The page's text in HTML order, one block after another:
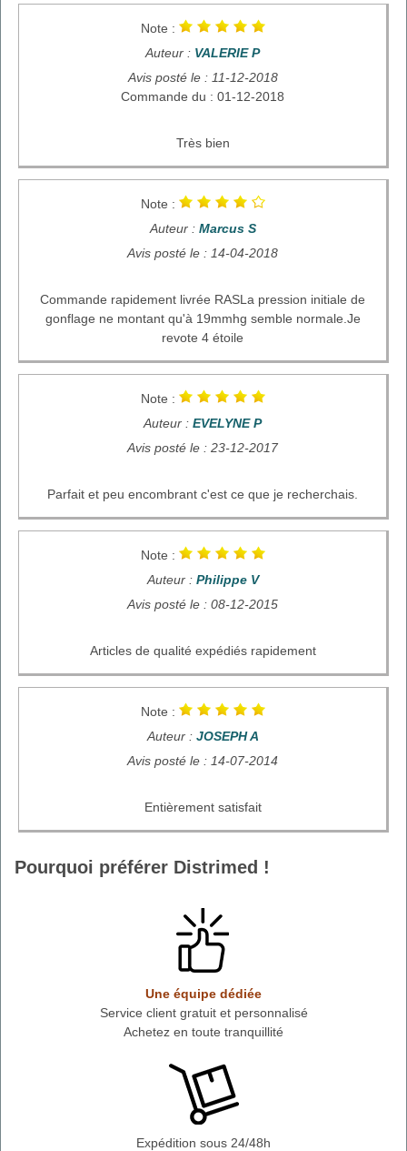
Note :
Auteur : VALERIE P
Avis posté le : 11-12-2018
Commande du : 01-12-2018
Très bien
Note :
Auteur : Marcus S
Avis posté le : 14-04-2018
Commande rapidement livrée RASLa pression initiale de
gonflage ne montant qu'à 19mmhg semble normale.Je
revote 4 étoile
Note :
Auteur : EVELYNE P
Avis posté le : 23-12-2017
Parfait et peu encombrant c'est ce que je recherchais.
Note :
Auteur : Philippe V
Avis posté le : 08-12-2015
Articles de qualité expédiés rapidement
Note :
Auteur : JOSEPH A
Avis posté le : 14-07-2014
Entièrement satisfait
Pourquoi préférer Distrimed !
Une équipe dédiée
Service client gratuit et personnalisé
Achetez en toute tranquillité
Expédition sous 24/48h